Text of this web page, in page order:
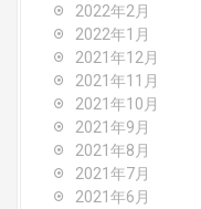
2022年2月
2022年1月
2021年12月
2021年11月
2021年10月
2021年9月
2021年8月
2021年7月
2021年6月